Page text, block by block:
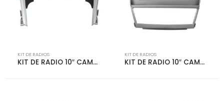
KIT DE RADIOS
KIT DE RADIO 10″ CAMRY 12 | 4262
KIT DE RADIOS
KIT DE RADIO 10″ CAMRY 06-11 | 4261